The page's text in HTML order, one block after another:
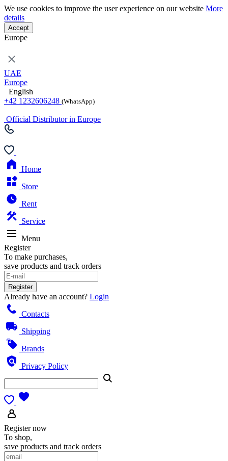
We use cookies to improve the user experience on our website More
details
Accept
Europe
UAE
Europe
English
+42 1232606248 (WhatsApp)
Official Distributor in Europe
Home
Store
Rent
Service
Menu
Register
To make purchases,
save products and track orders
Register
Already have an account? Login
Contacts
Shipping
Brands
Privacy Policy
Register now
To shop,
save products and track orders